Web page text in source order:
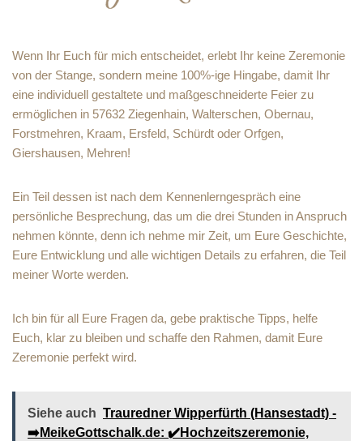
Wenn Ihr Euch für mich entscheidet, erlebt Ihr keine Zeremonie
von der Stange, sondern meine 100%-ige Hingabe, damit Ihr
eine individuell gestaltete und maßgeschneiderte Feier zu
ermöglichen in 57632 Ziegenhain, Walterschen, Obernau,
Forstmehren, Kraam, Ersfeld, Schürdt oder Orfgen,
Giershausen, Mehren!
Ein Teil dessen ist nach dem Kennenlerngespräch eine
persönliche Besprechung, das um die drei Stunden in Anspruch
nehmen könnte, denn ich nehme mir Zeit, um Eure Geschichte,
Eure Entwicklung und alle wichtigen Details zu erfahren, die Teil
meiner Worte werden.
Ich bin für all Eure Fragen da, gebe praktische Tipps, helfe
Euch, klar zu bleiben und schaffe den Rahmen, damit Eure
Zeremonie perfekt wird.
Siehe auch Trauredner Wipperfürth (Hansestadt) -
➡️MeikeGottschalk.de: ✔️Hochzeitszeremonie,